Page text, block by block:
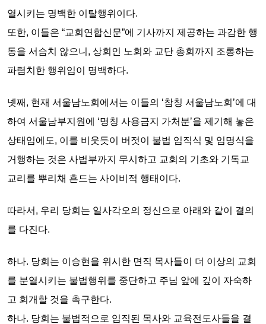
열시키는 명백한 이탈행위이다.
또한, 이들은 “교회연합신문”에 기사까지 제공하는 과감한 행
동을 서슴치 않으니, 상회인 노회와 교단 총회까지 조롱하는
파렴치한 행위임이 명백하다.
넷째, 현재 서울남노회에서는 이들의 ‘참칭 서울남노회’에 대
하여 서울남부지원에 ‘명칭 사용금지 가처분’을 제기해 놓은
상태임에도, 이를 비웃듯이 버젓이 불법 임직식 및 임명식을
거행하는 것은 사법부까지 무시하고 교회의 기초와 기독교
교리를 뿌리채 흔드는 사이비적 행태이다.
따라서, 우리 당회는 일사각오의 정신으로 아래와 같이 결의
를 다진다.
하나. 당회는 이승현을 위시한 면직 목사들이 더 이상의 교회
를 분열시키는 불법행위를 중단하고 주님 앞에 깊이 자숙하
고 회개할 것을 촉구한다.
하나. 당회는 불법적으로 임직된 목사와 교육전도사들을 결